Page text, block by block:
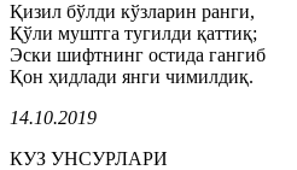
Қизил бўлди кўзларин ранги,
Қўли муштга тугилди қаттиқ;
Эски шифтнинг остида гангиб
Қон ҳидлади янги чимилдиқ.
14.10.2019
КУЗ УНСУРЛАРИ